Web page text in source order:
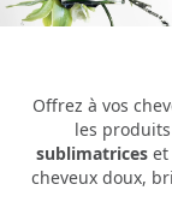
Offrez à vos
les
sublimatrices et
cheveux doux,